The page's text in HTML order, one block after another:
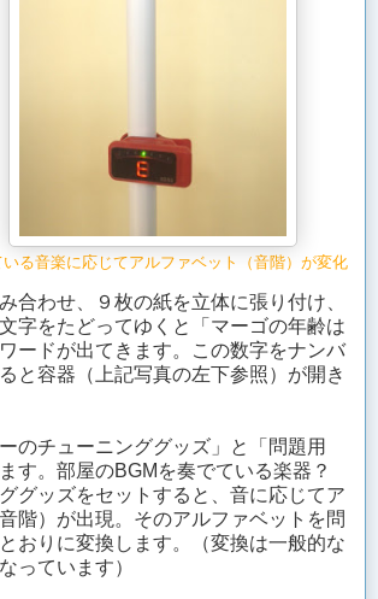
いる音楽に応じてアルファベット（音階）が変化
合わせ、９枚の紙を立体に張り付け、
字をたどってゆくと「マーゴの年齢は
ードが出てきます。この数字をナンバ
と容器（上記写真の左下参照）が開き
のチューニンググッズ」と「問題用
す。部屋のBGMを奏でている楽器？
グッズをセットすると、音に応じてア
階）が出現。そのアルファベットを問
おりに変換します。（変換は一般的な
っています）